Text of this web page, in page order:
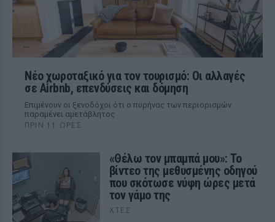
Νέο χωροταξικό για τον τουρισμό: Οι αλλαγές
σε Airbnb, επενδύσεις και δόμηση
Επιμένουν οι ξενοδόχοι ότι ο πυρήνας των περιορισμών
παραμένει αμετάβλητος
ΠΡΙΝ 11 ΏΡΕΣ
«Θέλω τον μπαμπά μου»: Το
βίντεο της μεθυσμένης οδηγού
που σκότωσε νύφη ώρες μετά
τον γάμο της
ΧΤΕΣ